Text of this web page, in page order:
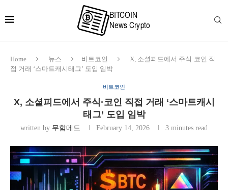
Home 뉴스 비트코인
X, 소셜피드에서 주식·코인 직
접 거래 ‘스마트캐시태그’ 도입 임박
비트코인
X, 소셜피드에서 주식·코인 직접 거래 ‘스마트캐시
태그’ 도입 임박
written by 무함메드 February 14, 2026 3 minutes read